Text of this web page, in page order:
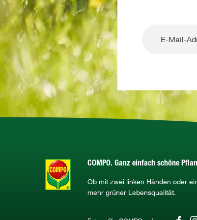
COMPO. Ganz einfach schöne
Ob mit zwei linken Händen oder
mehr grüner Lebensqualität.